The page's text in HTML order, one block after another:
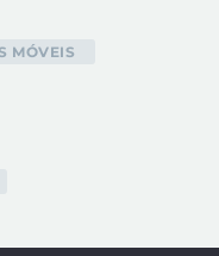
MÓVEIS